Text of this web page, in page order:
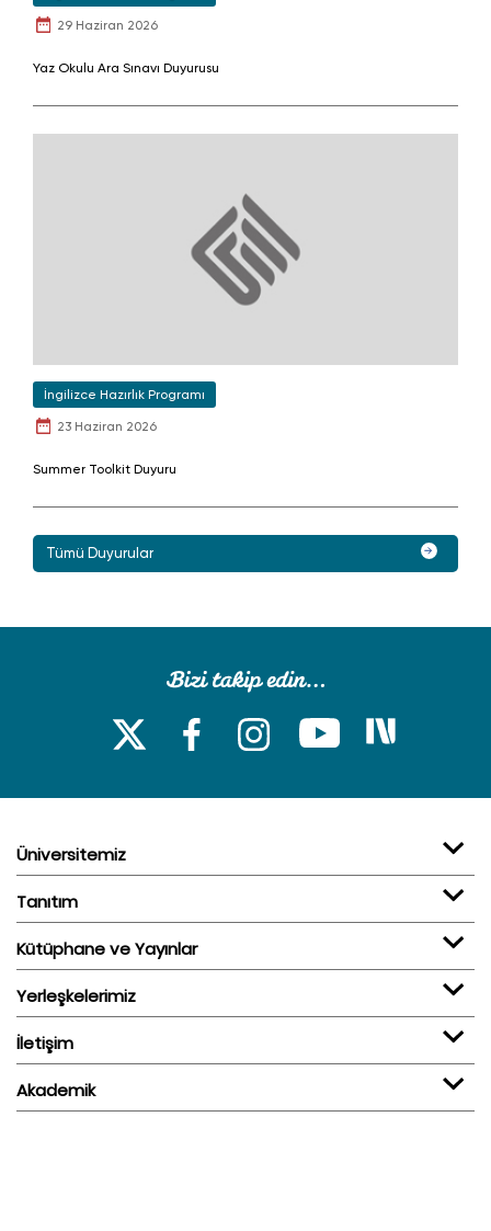
29 Haziran 2026
Yaz Okulu Ara Sınavı Duyurusu
İngilizce Hazırlık Programı
23 Haziran 2026
Summer Toolkit Duyuru
Tümü Duyurular
Üniversitemiz
Tanıtım
Kütüphane ve Yayınlar
Yerleşkelerimiz
İletişim
Akademik